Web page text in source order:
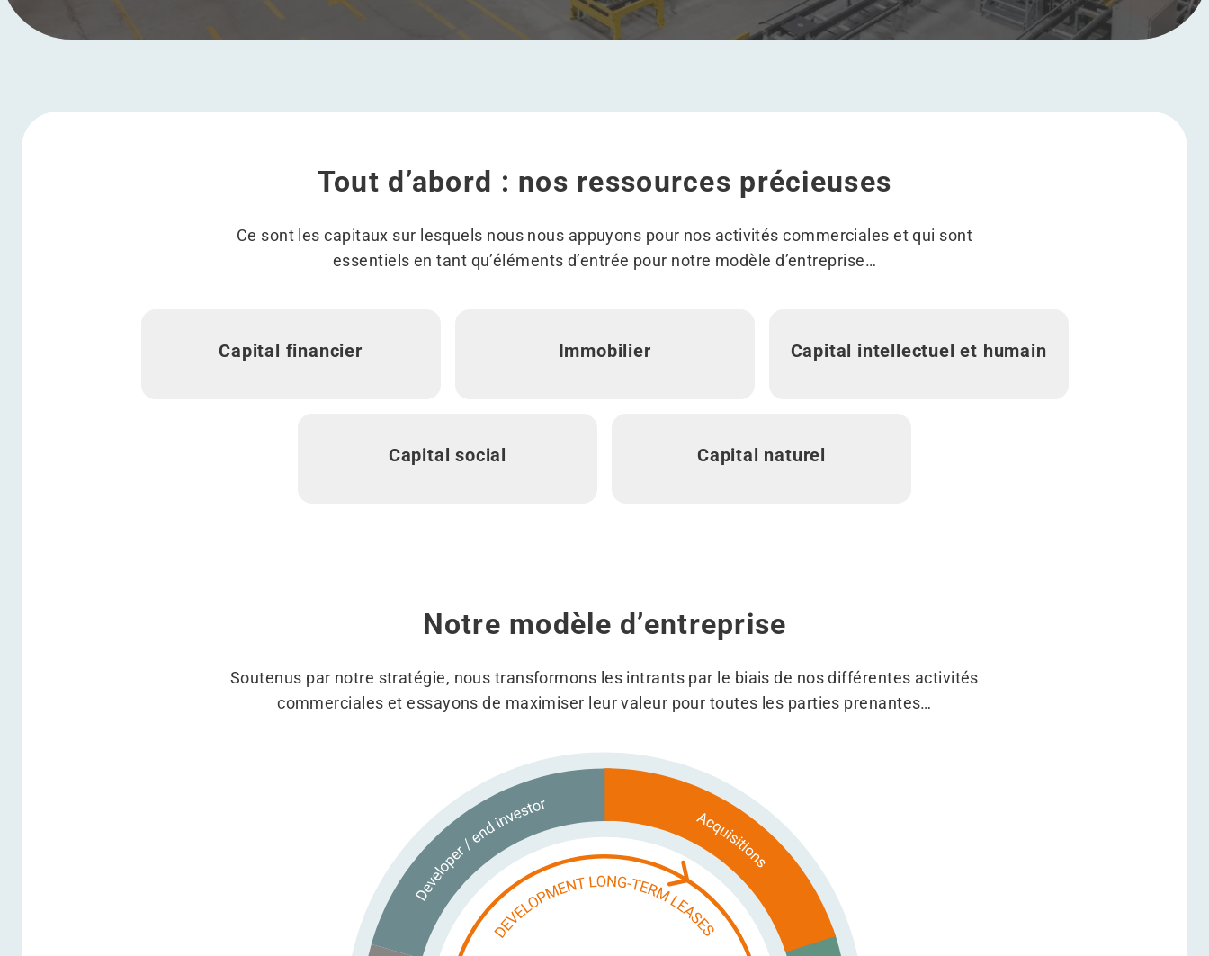
Tout d’abord : nos ressources précieuses
Ce sont les capitaux sur lesquels nous nous appuyons pour nos activités commerciales et qui sont
essentiels en tant qu’éléments d’entrée pour notre modèle d’entreprise…
Capital financier Immobilier Capital intellectuel et humain
Capital social Capital naturel
Notre modèle d’entreprise
Soutenus par notre stratégie, nous transformons les intrants par le biais de nos différentes activités
commerciales et essayons de maximiser leur valeur pour toutes les parties prenantes…